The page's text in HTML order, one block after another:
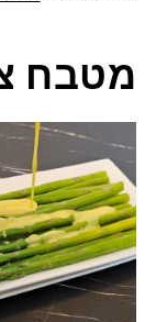
מטבח